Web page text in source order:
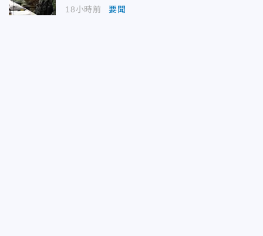
18小時前 要聞